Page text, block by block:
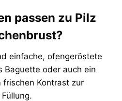
passen zu Pilz
einfache, ofengeröstete
Baguette oder auch ein
Kontrast zur